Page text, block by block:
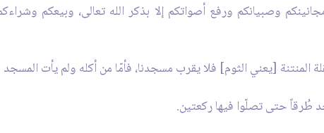
وصبيانكم ورفع أصواتكم إلا بذكر الله تعالى، وبيعكم
المنتنة [يعني الثوم] فلا يقرب مسجدنا، فأمّا من أكله ولم يأت
طُرقاً حتى تصلّوا فيها ركعتين.